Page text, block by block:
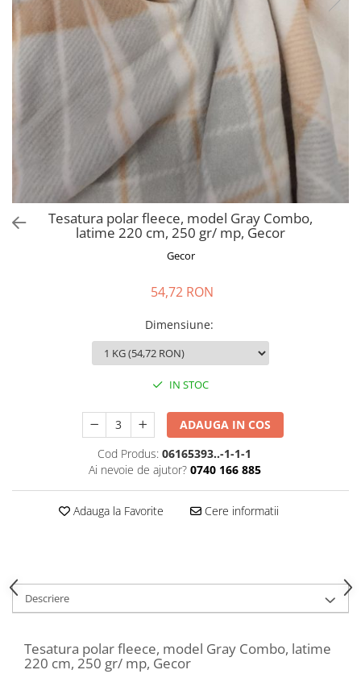
Tesatura polar fleece, model Gray Combo,
latime 220 cm, 250 gr/ mp, Gecor
Gecor
54,72 RON
Dimensiune:
IN STOC
ADAUGA IN COS
Cod Produs: 06165393..-1-1-1
Ai nevoie de ajutor? 0740 166 885
Adauga la Favorite Cere informatii
Descriere
Tesatura polar fleece, model Gray Combo, latime
220 cm, 250 gr/ mp, Gecor